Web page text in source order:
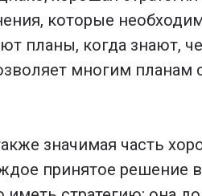
которые
планы, когда знают,
многим планам
значимая часть
принятое решение